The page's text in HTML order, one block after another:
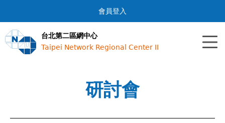
Jump to navigation
會員登入
台北第二區網中心
Taipei Network Regional Center II
研討會